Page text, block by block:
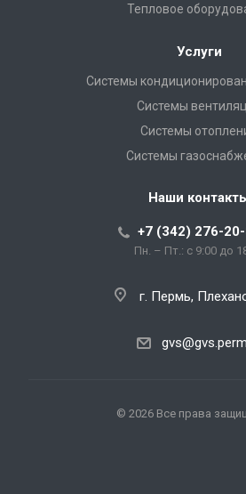
Тепловое
Услуги
Системы
Системы
Системы
Системы
Наши
+7 (342) 276-
Пн. – Пт.: с 9:00 до
г. Пермь,
© 2026 Все права